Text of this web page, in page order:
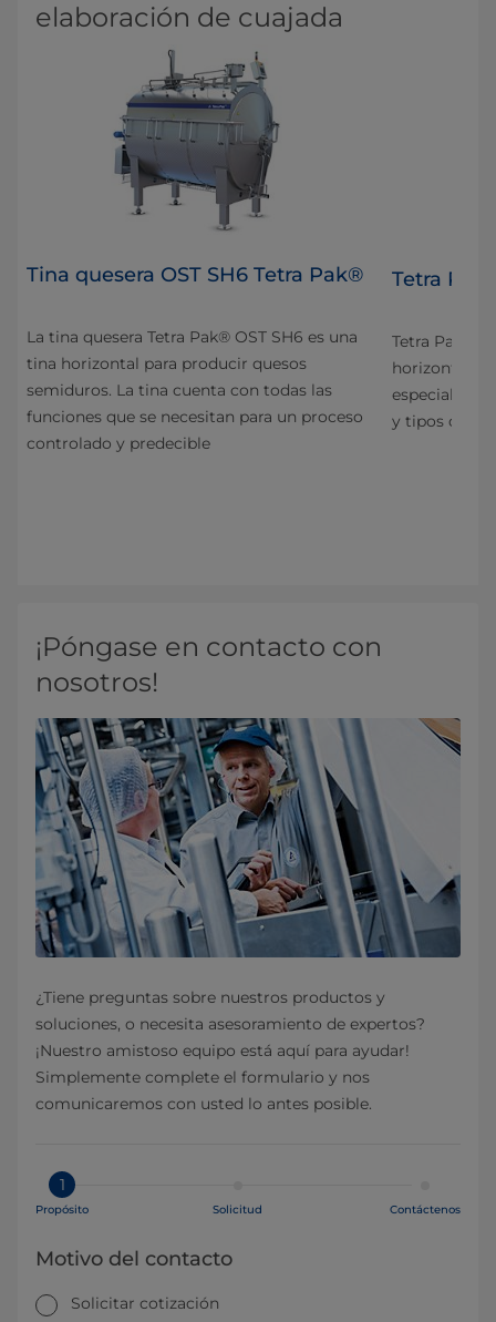
elaboración de cuajada
Tina quesera OST SH6 Tetra Pak®
La tina quesera Tetra Pak® OST SH6 es una
tina horizontal para producir quesos
semiduros. La tina cuenta con todas las
funciones que se necesitan para un proceso
controlado y predecible
Tetra
Tetra Pak®
horizontal
especial la
y tipos de
¡Póngase en contacto con
nosotros!
¿Tiene preguntas sobre nuestros productos y
soluciones, o necesita asesoramiento de expertos?
¡Nuestro amistoso equipo está aquí para ayudar!
Simplemente complete el formulario y nos
comunicaremos con usted lo antes posible.
1
Propósito Solicitud Contáctenos
Motivo del contacto
Solicitar cotización